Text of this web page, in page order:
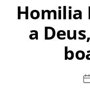
Homilia
a